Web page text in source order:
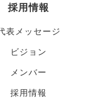
採用情報
表メッセージ
ビジョン
メンバー
採用情報